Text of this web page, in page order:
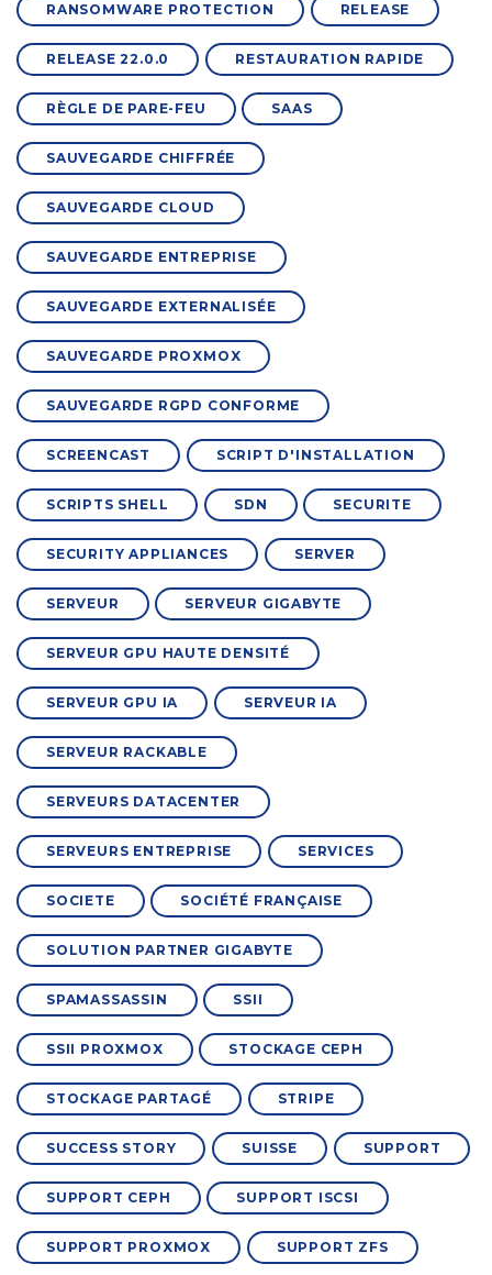
RANSOMWARE PROTECTION RELEASE
RELEASE 22.0.0 RESTAURATION RAPIDE
RÈGLE DE PARE-FEU SAAS
SAUVEGARDE CHIFFRÉE
SAUVEGARDE CLOUD
SAUVEGARDE ENTREPRISE
SAUVEGARDE EXTERNALISÉE
SAUVEGARDE PROXMOX
SAUVEGARDE RGPD CONFORME
SCREENCAST SCRIPT D'INSTALLATION
SCRIPTS SHELL SDN SECURITE
SECURITY APPLIANCES SERVER
SERVEUR SERVEUR GIGABYTE
SERVEUR GPU HAUTE DENSITÉ
SERVEUR GPU IA SERVEUR IA
SERVEUR RACKABLE
SERVEURS DATACENTER
SERVEURS ENTREPRISE SERVICES
SOCIETE SOCIÉTÉ FRANÇAISE
SOLUTION PARTNER GIGABYTE
SPAMASSASSIN SSII
SSII PROXMOX STOCKAGE CEPH
STOCKAGE PARTAGÉ STRIPE
SUCCESS STORY SUISSE SUPPORT
SUPPORT CEPH SUPPORT ISCSI
SUPPORT PROXMOX SUPPORT ZFS